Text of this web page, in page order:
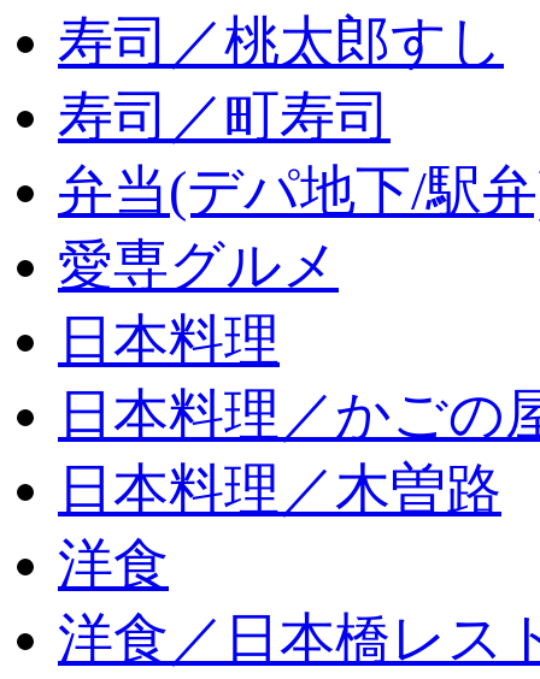
寿司／桃太郎すし
寿司／町寿司
弁当(デパ地下/駅
愛専グルメ
日本料理
日本料理／かごの
日本料理／木曽路
洋食
洋食／日本橋レス